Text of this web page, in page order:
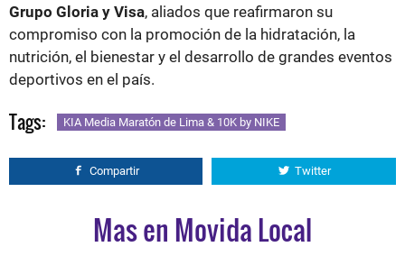
Grupo Gloria y Visa, aliados que reafirmaron su
compromiso con la promoción de la hidratación, la
nutrición, el bienestar y el desarrollo de grandes eventos
deportivos en el país.
Tags: KIA Media Maratón de Lima & 10K by NIKE
Compartir Twitter
Mas en Movida Local